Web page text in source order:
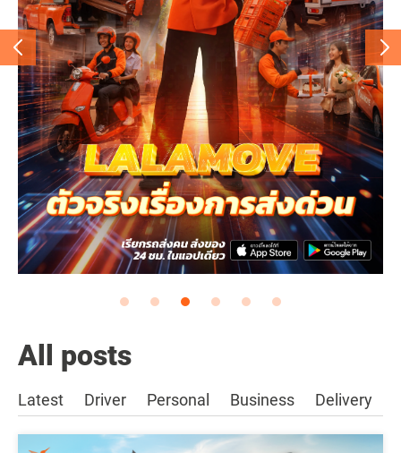
All posts
Latest Driver Personal Business Delivery